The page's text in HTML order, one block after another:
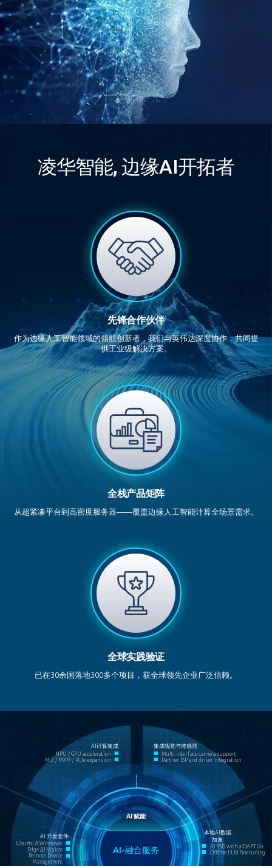
凌华智能, 边缘AI开拓者
先锋合作伙伴
作为边缘人工智能领域的领航创新者，我们与英伟达深度协作，共同提
供工业级解决方案。
全栈产品矩阵
从超紧凑平台到高密度服务器——覆盖边缘人工智能计算全场景需求。
全球实践验证
已在30余国落地300多个项目，获全球领先企业广泛信赖。
NPU / GPU acceleration ■
M.2 / MXM / PCIe expansion ■
AI计算集成
AI 赋能
集成视觉与传感器
■ Multi-interface camera support
■ Partner ISP and driver integration
Ubuntu & Windows ■
Edge AI Vision ■
Remote Device
Management
■
AI 开发套件
AI-融合服务
本地AI数据
加速
■ AI SSD with aiDAPTIV+
■ Offline LLM fine-tuning